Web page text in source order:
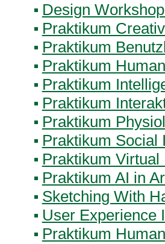
Design
Praktikum
Praktikum
Praktikum
Praktikum
Praktikum
Praktikum
Praktikum Social
Praktikum Virtual
Praktikum AI in
Sketching With
User Experience
Praktikum